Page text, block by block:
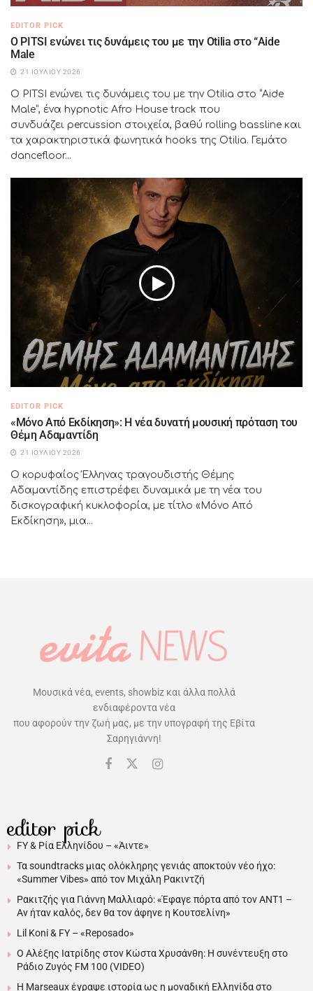
EDITOR PICK
Ο PITSI ενώνει τις δυνάμεις του με την Otilia στο “Aide
Male
21 ΙΟΥΛΊΟΥ 2026
Ο PITSI ενώνει τις δυνάμεις του με την Otilia στο “Aide
Male”, ένα hypnotic Afro House track που
συνδυάζει percussion στοιχεία, βαθύ rolling bassline και
τα χαρακτηριστικά φωνητικά hooks της Otilia. Γεμάτο
dancefloor...
EDITOR PICK
«Μόνο Από Εκδίκηση»: Η νέα δυνατή μουσική πρόταση του
Θέμη Αδαμαντίδη
21 ΙΟΥΛΊΟΥ 2026
Ο κορυφαίος Έλληνας τραγουδιστής Θέμης
Αδαμαντίδης επιστρέφει δυναμικά με τη νέα του
δισκογραφική κυκλοφορία, με τίτλο «Μόνο Από
Εκδίκηση», μια...
Μουσικά νέα, events, showbiz και άλλα πολλά
ενδιαφέροντα νέα
που αφορούν την ζωή μας, με την υπογραφή της Εβίτα
Σαρηγιάννη!
editor pick
FY & Ρία Ελληνίδου – «Άιντε»
Τα soundtracks μιας ολόκληρης γενιάς αποκτούν νέο ήχο:
«Summer Vibes» από τον Μιχάλη Ρακιντζή
Ρακιτζής για Γιάννη Μαλλιαρό: «Έφαγε πόρτα από τον ΑΝΤ1 –
Αν ήταν καλός, δεν θα τον άφηνε η Κουτσελίνη»
Lil Koni & FY – «Reposado»
Ο Αλέξης Ιατρίδης στον Κώστα Χρυσάνθη: Η συνέντευξη στο
Ράδιο Ζυγός FM 100 (VIDEO)
H Marseaux έγραψε ιστορία ως η μοναδική Ελληνίδα στο